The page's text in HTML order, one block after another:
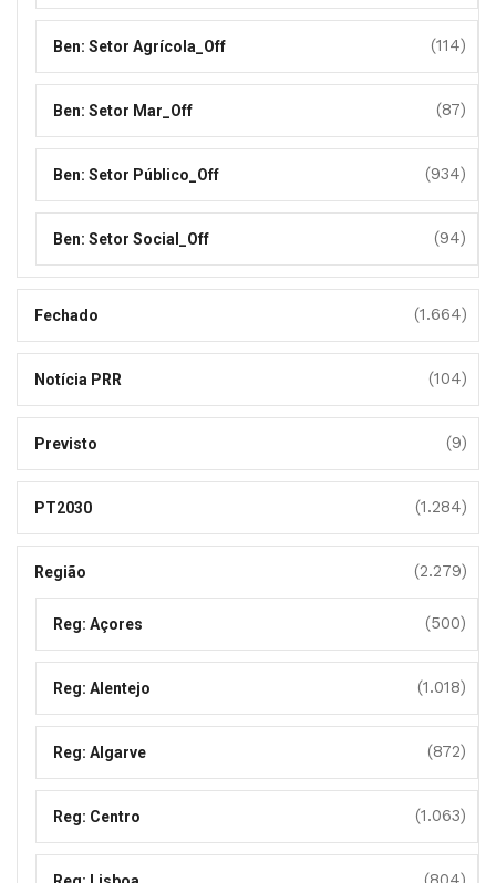
Ben: Setor Agrícola_Off (114)
Ben: Setor Mar_Off (87)
Ben: Setor Público_Off (934)
Ben: Setor Social_Off (94)
Fechado (1.664)
Notícia PRR (104)
Previsto (9)
PT2030 (1.284)
Região (2.279)
Reg: Açores (500)
Reg: Alentejo (1.018)
Reg: Algarve (872)
Reg: Centro (1.063)